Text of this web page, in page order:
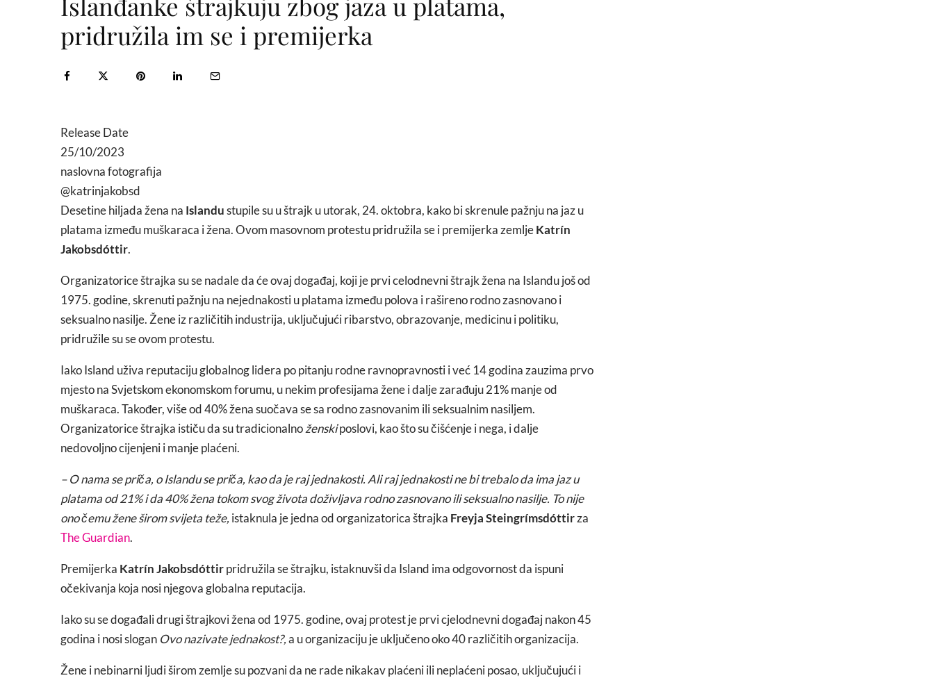
pridružila im se i premijerka
Release Date
25/10/2023
naslovna fotografija
@katrinjakobsd
Desetine hiljada žena na Islandustupile su u štrajk u utorak, 24. oktobra, kako bi skrenule pažnju na jaz u
platama između muškaraca i žena. Ovom masovnom protestu pridružila se i premijerka zemljeKatrín
Jakobsdóttir.
Organizatorice štrajka su se nadale da će ovaj događaj, koji je prvi celodnevni štrajk žena na Islandu još od
1975. godine, skrenuti pažnju na nejednakosti u platama između polova i rašireno rodno zasnovano i
seksualno nasilje. Žene iz različitih industrija, uključujući ribarstvo, obrazovanje, medicinu i politiku,
pridružile su se ovom protestu.
Iako Island uživa reputaciju globalnog lidera po pitanju rodne ravnopravnosti i već 14 godina zauzima prvo
mjesto na Svjetskom ekonomskom forumu, u nekim profesijama žene i dalje zarađuju 21% manje od
muškaraca. Također, više od 40% žena suočava se sa rodno zasnovanim ili seksualnim nasiljem.
Organizatorice štrajka ističu da su tradicionalnoženskiposlovi, kao što su čišćenje i nega, i dalje
nedovoljno cijenjeni i manje plaćeni.
– O nama se priča, o Islandu se priča, kao da je raj jednakosti. Ali raj jednakosti ne bi trebalo da ima jaz u
platama od 21% i da 40% žena tokom svog života doživljava rodno zasnovano ili seksualno nasilje. To nije
ono čemu žene širom svijeta teže, istaknula je jedna od organizatorica štrajka Freyja Steingrímsdóttirza
The Guardian.
Premijerka Katrín Jakobsdóttirpridružila se štrajku, istaknuvši da Island ima odgovornost da ispuni
očekivanja koja nosi njegova globalna reputacija.
Iako su se događali drugi štrajkovi žena od 1975. godine, ovaj protest je prvi cjelodnevni događaj nakon 45
godina i nosi slogan Ovo nazivate jednakost?,a u organizaciju je uključeno oko 40 različitih organizacija.
Žene i nebinarni ljudi širom zemlje su pozvani da ne rade nikakav plaćeni ili neplaćeni posao, uključujući i